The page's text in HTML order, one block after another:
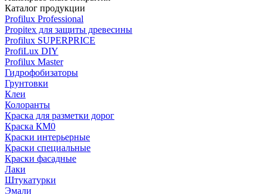
Каталог продукции
Profilux Professional
Propitex для защиты древесины
Profilux SUPERPRICE
ProfiLux DIY
Profilux Master
Гидрофобизаторы
Грунтовки
Клеи
Колоранты
Краска для разметки дорог
Краска КМ0
Краски интерьерные
Краски специальные
Краски фасадные
Лаки
Штукатурки
Эмали